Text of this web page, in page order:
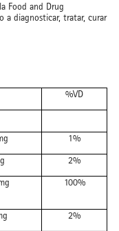
Food and Drug
a diagnosticar, tratar, curar
%VD
1%
2%
100%
2%